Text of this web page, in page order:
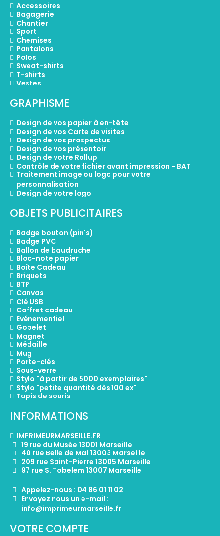
Accessoires
Bagagerie
Chantier
Sport
Chemises
Pantalons
Polos
Sweat-shirts
T-shirts
Vestes
GRAPHISME
Design de vos papier à en-tête
Design de vos Carte de visites
Design de vos prospectus
Design de vos présentoir
Design de votre Rollup
Contrôle de votre fichier avant impression - BAT
Traitement image ou logo pour votre
personnalisation
Design de votre logo
OBJETS PUBLICITAIRES
Badge bouton (pin's)
Badge PVC
Ballon de baudruche
Bloc-note papier
Boîte Cadeau
Briquets
BTP
Canvas
Clé USB
Coffret cadeau
Evénementiel
Gobelet
Magnet
Médaille
Mug
Porte-clés
Sous-verre
Stylo "à partir de 5000 exemplaires"
Stylo "petite quantité dès 100 ex"
Tapis de souris
INFORMATIONS
IMPRIMEURMARSEILLE.FR
19 rue du Musée 13001 Marseille
40 rue Belle de Mai 13003 Marseille
209 rue Saint-Pierre 13005 Marseille
97 rue S. Tobelem 13007 Marseille
Appelez-nous : 04 86 01 11 02
Envoyez nous un e-mail :
info@imprimeurmarseille.fr
VOTRE COMPTE